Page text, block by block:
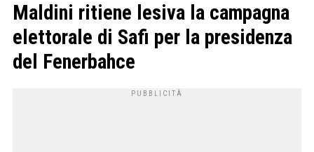
Maldini ritiene lesiva la campagna
elettorale di Safi per la presidenza
del Fenerbahce